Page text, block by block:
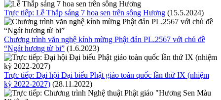
Trực tiếp: Lễ Thắp sáng 7 hoa sen trên sông Hương (15.5.2024)
Chương trình văn nghệ kính mừng Phật đản PL.2567 với chủ đề
“Ngát hương từ bi” (1.6.2023)
Trực tiếp: Đại hội Đại biểu Phật giáo toàn quốc lần thứ IX (nhiệm
kỳ 2022-2027) (28.11.2022)